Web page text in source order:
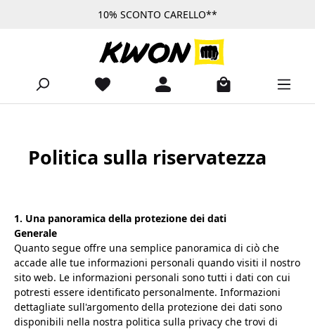
Passa al contenuto principale10% SCONTO CARELLO**
Politica sulla riservatezza
1. Una panoramica della protezione dei dati
Generale
Quanto segue offre una semplice panoramica di ciò che
accade alle tue informazioni personali quando visiti il nostro
sito web. Le informazioni personali sono tutti i dati con cui
potresti essere identificato personalmente. Informazioni
dettagliate sull'argomento della protezione dei dati sono
disponibili nella nostra politica sulla privacy che trovi di